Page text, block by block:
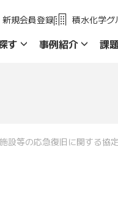
す 事例紹介 課
規会員登録 積水化学グ
設等の応急復旧に関する協